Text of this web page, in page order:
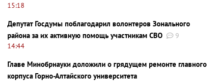
15:18
Депутат Госдумы поблагодарил волонтеров Зонального
района за их активную помощь участникам СВО
9
14:44
Главе Минобрнауки доложили о грядущем ремонте главного
корпуса Горно-Алтайского университета